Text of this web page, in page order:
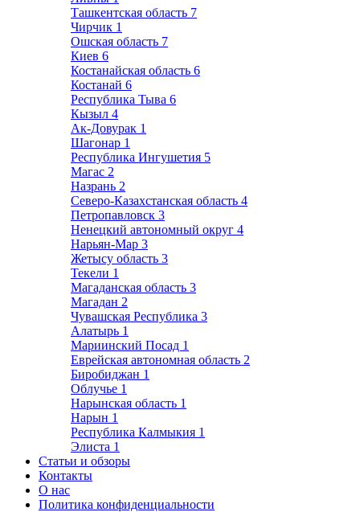
Ташкентская область 7
Чирчик 1
Ошская область 7
Киев 6
Костанайская область 6
Костанай 6
Республика Тыва 6
Кызыл 4
Ак-Довурак 1
Шагонар 1
Республика Ингушетия 5
Магас 2
Назрань 2
Северо-Казахстанская область 4
Петропавловск 3
Ненецкий автономный округ 4
Нарьян-Мар 3
Жетысу область 3
Текели 1
Магаданская область 3
Магадан 2
Чувашская Республика 3
Алатырь 1
Мариинский Посад 1
Еврейская автономная область 2
Биробиджан 1
Облучье 1
Нарынская область 1
Нарын 1
Республика Калмыкия 1
Элиста 1
Статьи и обзоры
Контакты
О нас
Политика конфиденциальности